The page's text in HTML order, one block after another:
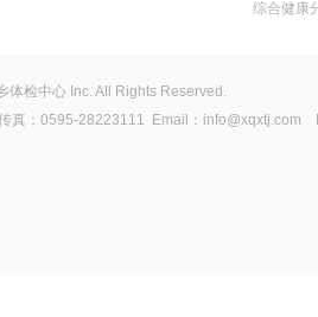
综合健康
检中心 Inc. All Rights Reserved.
真：0595-28223111 Email：info@xqxtj.com